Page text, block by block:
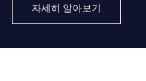
자세히 알아보기